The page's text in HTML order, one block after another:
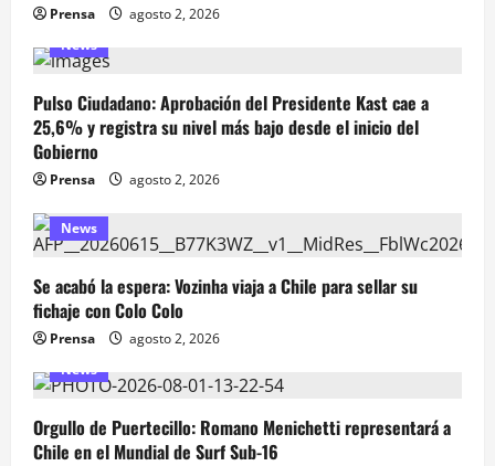
Prensa
agosto 2, 2026
News
Pulso Ciudadano: Aprobación del Presidente Kast cae a
25,6% y registra su nivel más bajo desde el inicio del
Gobierno
Prensa agosto 2, 2026
News
Se acabó la espera: Vozinha viaja a Chile para sellar su
fichaje con Colo Colo
Prensa
agosto 2, 2026
News
Orgullo de Puertecillo: Romano Menichetti representará a
Chile en el Mundial de Surf Sub-16